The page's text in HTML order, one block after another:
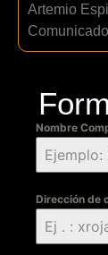
Artemio
Nombre
Dirección de